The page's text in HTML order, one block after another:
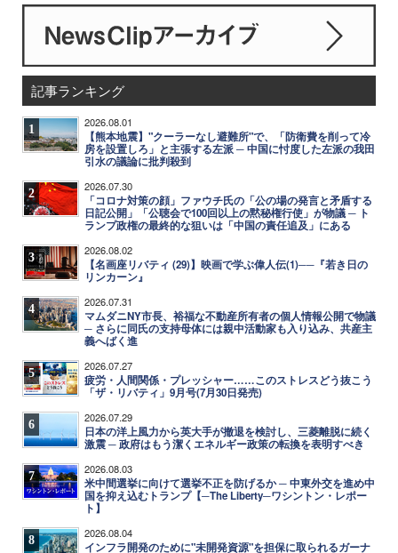
記事ランキング
1 2026.08.01
【熊本地震】"クーラーなし避難所"で、「防衛費を削って冷
房を設置しろ」と主張する左派 ─ 中国に忖度した左派の我田
引水の議論に批判殺到
2 2026.07.30
「コロナ対策の顔」ファウチ氏の「公の場の発言と矛盾する
日記公開」「公聴会で100回以上の黙秘権行使」が物議 ─ ト
ランプ政権の最終的な狙いは「中国の責任追及」にある
3 2026.08.02
【名画座リバティ (29)】映画で学ぶ偉人伝(1)──『若き日の
リンカーン』
4 2026.07.31
マムダニNY市長、裕福な不動産所有者の個人情報公開で物議
─ さらに同氏の支持母体には親中活動家も入り込み、共産主
義へばく進
5 2026.07.27
疲労・人間関係・プレッシャー……このストレスどう抜こう
「ザ・リバティ」9月号(7月30日発売)
6 2026.07.29
日本の洋上風力から英大手が撤退を検討し、三菱離脱に続く
激震 ─ 政府はもう潔くエネルギー政策の転換を表明すべき
7 2026.08.03
米中間選挙に向けて選挙不正を防げるか ─ 中東外交を進め中
国を抑え込むトランプ【─The Liberty─ワシントン・レポー
ト】
8 2026.08.04
インフラ開発のために"未開発資源"を担保に取られるガーナ